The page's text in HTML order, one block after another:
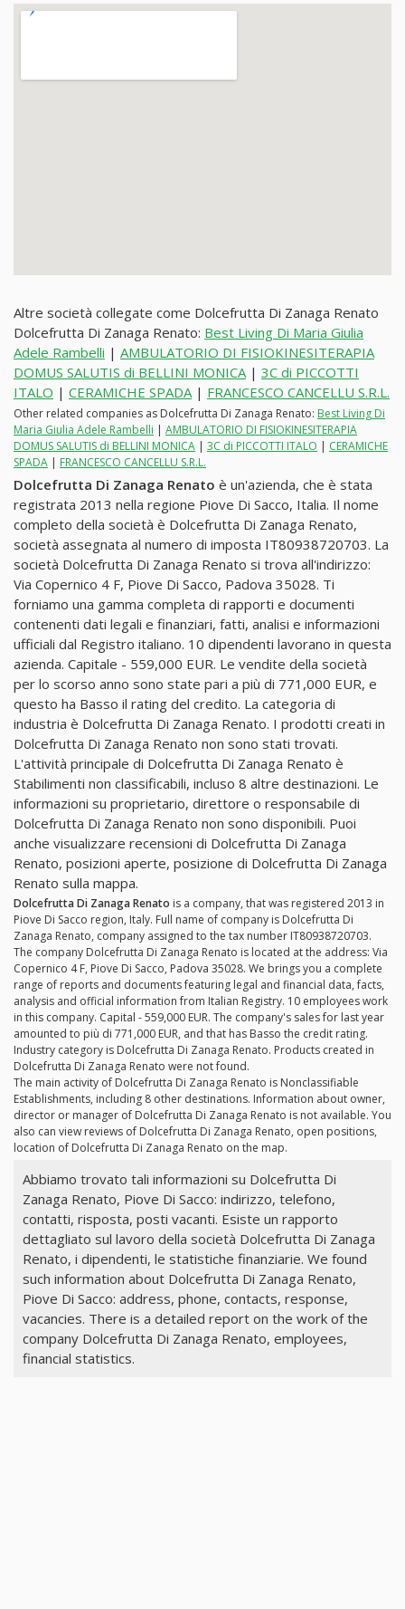
Altre società collegate come Dolcefrutta Di Zanaga Renato
Dolcefrutta Di Zanaga Renato: Best Living Di Maria Giulia
Adele Rambelli | AMBULATORIO DI FISIOKINESITERAPIA
DOMUS SALUTIS di BELLINI MONICA| 3C di PICCOTTI
ITALO | CERAMICHE SPADA| FRANCESCO CANCELLU S.R.L.
Other related companies as Dolcefrutta Di Zanaga Renato: Best Living Di
Maria Giulia Adele Rambelli | AMBULATORIO DI FISIOKINESITERAPIA
DOMUS SALUTIS di BELLINI MONICA | 3C di PICCOTTI ITALO | CERAMICHE
SPADA | FRANCESCO CANCELLU S.R.L.
Dolcefrutta Di Zanaga Renato è un'azienda, che è stata
registrata 2013 nella regione Piove Di Sacco, Italia. Il nome
completo della società è Dolcefrutta Di Zanaga Renato,
società assegnata al numero di imposta IT80938720703. La
società Dolcefrutta Di Zanaga Renato si trova all'indirizzo:
Via Copernico 4 F, Piove Di Sacco, Padova 35028. Ti
forniamo una gamma completa di rapporti e documenti
contenenti dati legali e finanziari, fatti, analisi e informazioni
ufficiali dal Registro italiano. 10 dipendenti lavorano in questa
azienda. Capitale - 559,000 EUR. Le vendite della società
per lo scorso anno sono state pari a più di 771,000 EUR, e
questo ha Basso il rating del credito. La categoria di
industria è Dolcefrutta Di Zanaga Renato. I prodotti creati in
Dolcefrutta Di Zanaga Renato non sono stati trovati.
L'attività principale di Dolcefrutta Di Zanaga Renato è
Stabilimenti non classificabili, incluso 8 altre destinazioni. Le
informazioni su proprietario, direttore o responsabile di
Dolcefrutta Di Zanaga Renato non sono disponibili. Puoi
anche visualizzare recensioni di Dolcefrutta Di Zanaga
Renato, posizioni aperte, posizione di Dolcefrutta Di Zanaga
Renato sulla mappa.
Dolcefrutta Di Zanaga Renato is a company, that was registered 2013 in
Piove Di Sacco region, Italy. Full name of company is Dolcefrutta Di
Zanaga Renato, company assigned to the tax number IT80938720703.
The company Dolcefrutta Di Zanaga Renato is located at the address: Via
Copernico 4 F, Piove Di Sacco, Padova 35028. We brings you a complete
range of reports and documents featuring legal and financial data, facts,
analysis and official information from Italian Registry. 10 employees work
in this company. Capital - 559,000 EUR. The company's sales for last year
amounted to più di 771,000 EUR, and that has Basso the credit rating.
Industry category is Dolcefrutta Di Zanaga Renato. Products created in
Dolcefrutta Di Zanaga Renato were not found.
The main activity of Dolcefrutta Di Zanaga Renato is Nonclassifiable
Establishments, including 8 other destinations. Information about owner,
director or manager of Dolcefrutta Di Zanaga Renato is not available. You
also can view reviews of Dolcefrutta Di Zanaga Renato, open positions,
location of Dolcefrutta Di Zanaga Renato on the map.
Abbiamo trovato tali informazioni su Dolcefrutta Di
Zanaga Renato, Piove Di Sacco: indirizzo, telefono,
contatti, risposta, posti vacanti. Esiste un rapporto
dettagliato sul lavoro della società Dolcefrutta Di Zanaga
Renato, i dipendenti, le statistiche finanziarie. We found
such information about Dolcefrutta Di Zanaga Renato,
Piove Di Sacco: address, phone, contacts, response,
vacancies. There is a detailed report on the work of the
company Dolcefrutta Di Zanaga Renato, employees,
financial statistics.